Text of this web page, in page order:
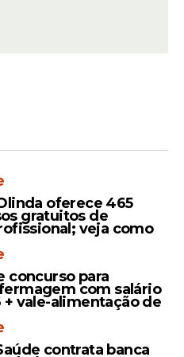
afirma que não
entre
gospel e secular
oferece 465
gratuitos de
veja como
concurso para
com salário
+ vale-alimentação de
contrata banca